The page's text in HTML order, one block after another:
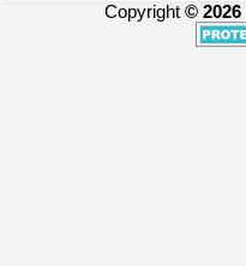
Copyright © 2026